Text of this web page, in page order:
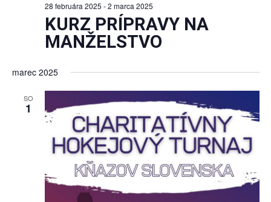
28 februára 2025 -2 marca 2025
KURZ PRÍPRAVY NA
MANŽELSTVO
marec 2025
SO
1